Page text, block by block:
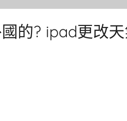
的? ipad更改